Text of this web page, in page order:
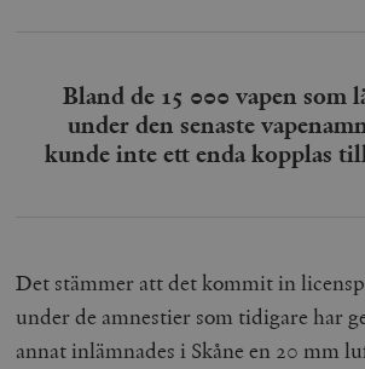
Bland de 15 000 vapen som
under den senaste
kunde inte ett enda kopplas
Det stämmer att det kommit in
under de amnestier som tidigare har
annat inlämnades i Skåne en 20 mm